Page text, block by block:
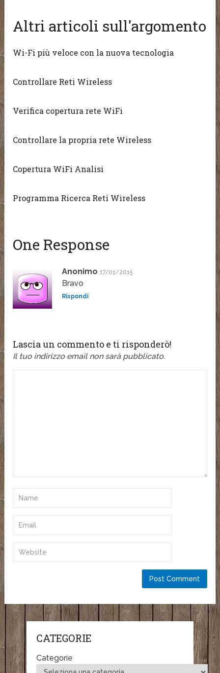
Altri articoli sull'argomento
Wi-Fi più veloce con la nuova tecnologia
Controllare Reti Wireless
Verifica copertura rete WiFi
Controllare la propria rete Wireless
Copertura WiFi Analisi
Programma Ricerca Reti Wireless
One Response
Anonimo 17/01/2015
Bravo
Rispondi
Lascia un commento e ti risponderò!
Il tuo indirizzo email non sarà pubblicato.
CATEGORIE
Categorie